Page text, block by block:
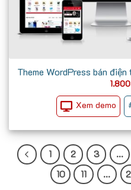
Theme WordPress bán
Xem demo
1 2 3 …
10
11 …